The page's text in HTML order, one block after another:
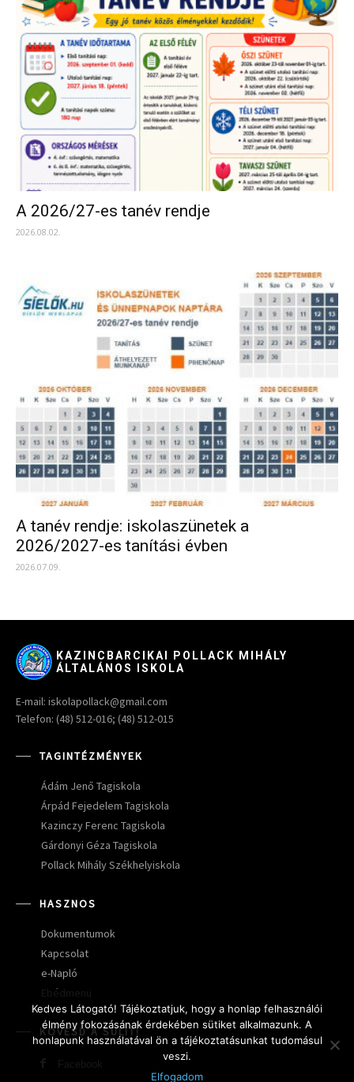
A 2026/27-es tanév rendje
2026.08.02.
A tanév rendje: iskolaszünetek a
2026/2027-es tanítási évben
2026.07.09.
KAZINCBARCIKAI POLLACK MIHÁLY
ÁLTALÁNOS ISKOLA
E-mail: iskolapollack@gmail.com
Telefon: (48) 512-016; (48) 512-015
TAGINTÉZMÉNYEK
Ádám Jenő Tagiskola
Árpád Fejedelem Tagiskola
Kazinczy Ferenc Tagiskola
Gárdonyi Géza Tagiskola
Pollack Mihály Székhelyiskola
HASZNOS
Dokumentumok
Kapcsolat
e-Napló
Ebédmenü
KÖVESD A SULIT!
Kedves Látogató! Tájékoztatjuk, hogy a honlap felhasználói
élmény fokozásának érdekében sütiket alkalmazunk. A
honlapunk használatával ön a tájékoztatásunkat tudomásul
veszi.
Elfogadom